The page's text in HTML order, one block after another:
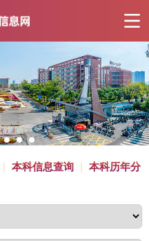
| 本科信息查询 | 本科历年分